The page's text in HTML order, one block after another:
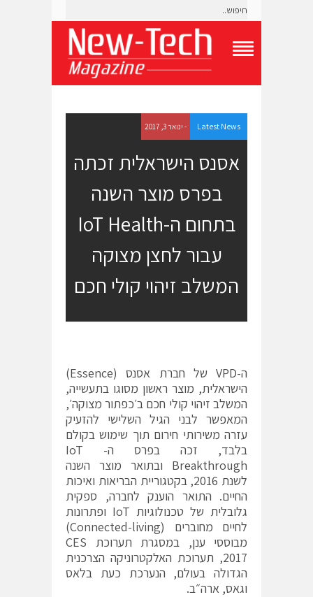
g
l
e
N
Latest News - ינואר 3, 2017
אסנס הישראלית זכתה
בפרס מוצר השנה
בתחום ה-IoT Health
עבור לחצן מצוקה
המשלב זיהוי קולי חכם
ה-VPD של חברת אסנס (Essence)
הישראלית, מוצר ראשון מסוגו בתעשייה,
המשלב זיהוי קולי חכם ב׳כפתור מצוקה׳,
המאפשר לבני הגיל השלישי להזעיק
עזרה משירותי חירום תוך שימוש בקולם
בלבד, זכה בפרס ה- IoT
Breakthrough ובתואר מוצר השנה
לשנת 2016, בקטגוריית הבריאות ואיכות
החיים. התואר הוענק לחברה, ספקית
גלובלית של טכנולוגיות IoT ופתרונות
לחיים מחוברים (Connected-living)
מבוססי ענן, במסגרת תערוכת CES
2017, תערוכת האלקטרוניקה הצרכנית
הגדולה בעולם, הנערכת כעת בלאס
וגאס, ארה״ב.